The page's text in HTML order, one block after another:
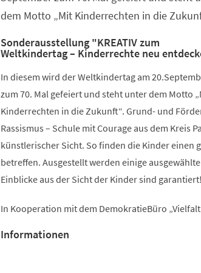
dem Motto „Mit Kinderrechten in die
Sonderausstellung "KREATIV zum
Weltkindertag – Kinderrechte neu
In diesem wird der Weltkindertag am
zum 70. Mal gefeiert und steht unter dem Motto
Kinderrechten in die Zukunft“. Grund- und
Rassismus – Schule mit Courage aus dem Kreis
künstlerischer Sicht. So finden die Kinder einen
betreffen. Ausgestellt werden einige
Einblicke aus der Sicht der Kinder sind garantiert!
In Kooperation mit dem DemokratieBüro
Informationen